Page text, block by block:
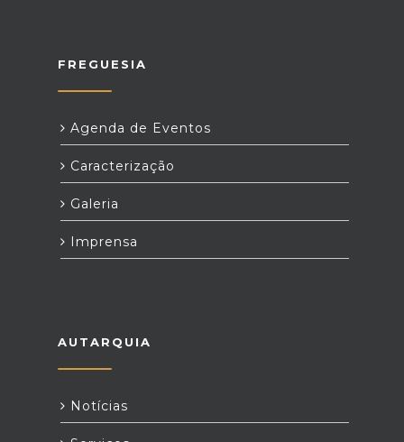
FREGUESIA
Agenda de Eventos
Caracterização
Galeria
Imprensa
AUTARQUIA
Notícias